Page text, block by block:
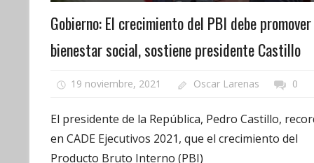
Gobierno: El crecimiento del PBI debe
bienestar social, sostiene presidente Castillo
19 noviembre, 2021 Oscar Larenas 0
El presidente de la República, Pedro Castillo,
en CADE Ejecutivos 2021, que el crecimiento del
Producto Bruto Interno (PBI)